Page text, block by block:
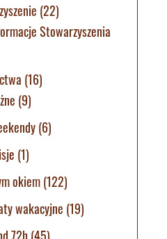
(22)
Stowarzyszenia
(16)
(9)
(6)
(1)
okiem(122)
wakacyjne (19)
72h(45)